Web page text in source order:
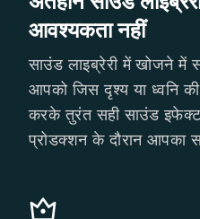
आवश्यकता नहीं
साउंड लाइब्रेरी में खोजने में
आपको जिस दृश्य या ध्वनि
करके तुरंत सही साउंड
प्रोडक्शन के दौरान आपका